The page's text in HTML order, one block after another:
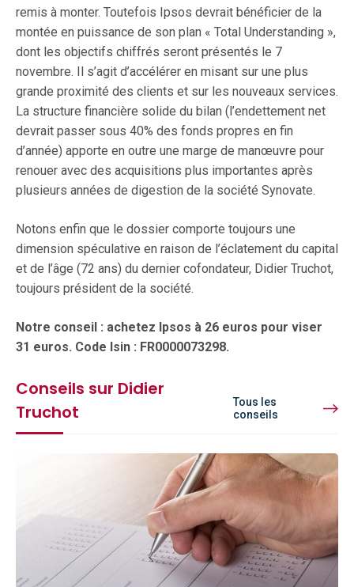
remis à monter. Toutefois Ipsos devrait bénéficier de la
montée en puissance de son plan « Total Understanding »,
dont les objectifs chiffrés seront présentés le 7
novembre. Il s’agit d’accélérer en misant sur une plus
grande proximité des clients et sur les nouveaux services.
La structure financière solide du bilan (l’endettement net
devrait passer sous 40% des fonds propres en fin
d’année) apporte en outre une marge de manœuvre pour
renouer avec des acquisitions plus importantes après
plusieurs années de digestion de la société Synovate.
Notons enfin que le dossier comporte toujours une
dimension spéculative en raison de l’éclatement du capital
et de l’âge (72 ans) du dernier cofondateur, Didier Truchot,
toujours président de la société.
Notre conseil : achetez Ipsos à 26 euros pour viser
31 euros. Code Isin : FR0000073298.
Conseils sur Didier
Truchot
Tous les
conseils